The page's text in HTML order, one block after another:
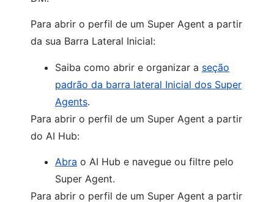
Para abrir o perfil de um Super Agent a partir
da sua Barra Lateral Inicial:
Saiba como abrir e organizar a seção
padrão da barra lateral Inicial dos Super
Agents.
Para abrir o perfil de um Super Agent a partir
do AI Hub:
Abra o AI Hub e navegue ou filtre pelo
Super Agent.
Para abrir o perfil de um Super Agent a partir